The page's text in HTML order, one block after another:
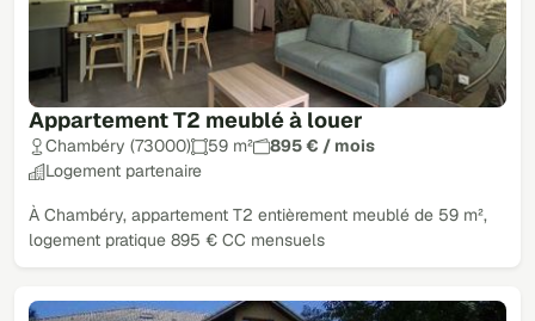
Appartement T2 meublé à louer
Chambéry (73000) 59 m²
895 € / mois
Logement partenaire
À Chambéry, appartement T2 entièrement meublé de 59 m²,
logement pratique 895 € CC mensuels